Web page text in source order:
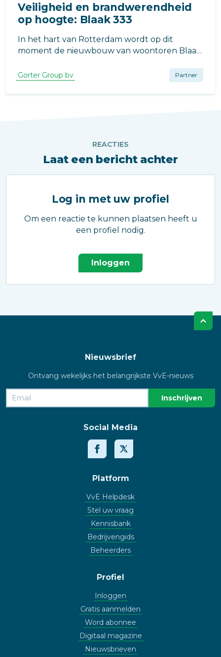
Veiligheid en brandwerendheid
op hoogte: Blaak 333
In het hart van Rotterdam wordt op dit
moment de nieuwbouw van woontoren Blaak
moderne appartementen en een prominente
Gorter Group bv Partner
REACTIES
Laat een bericht achter
Log in met uw profiel
Om een reactie te kunnen plaatsen heeft u
een profiel nodig.
Inloggen
Nieuwsbrief
Ontvang wekelijks het belangrijkste VvE-nieuws
Social Media
Platform
VvE Helpdesk
Stel uw vraag
Kennisbank
Bedrijvengids
Beheerders
Profiel
Inloggen
Gratis aanmelden
Word abonnee
Digitaal magazine
Nieuwsbrieven